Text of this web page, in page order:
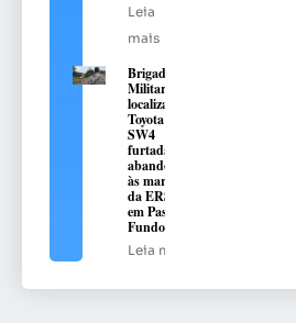
Leia
mais
Brigada
Militar
localiza
Toyota Hilux
SW4
furtada e
abandonada
às margens
da ERS-324,
em Passo
Fundo
Leia mais